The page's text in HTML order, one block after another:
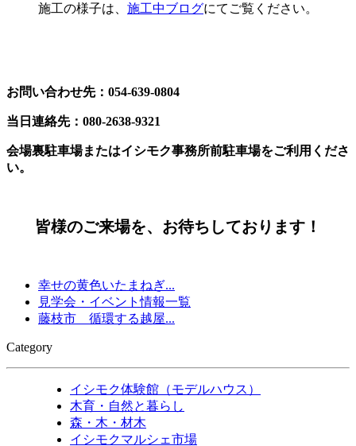
施工の様子は、 施工中ブログにてご覧ください。
お問い合わせ先：054-639-0804
当日連絡先：080-2638-9321
会場裏駐車場またはイシモク事務所前駐車場をご利用くださ
い。
皆様のご来場を、お待ちしております！
幸せの黄色いたまねぎ...
見学会・イベント情報一覧
藤枝市 循環する越屋...
Category
イシモク体験館（モデルハウス）
木育・自然と暮らし
森・木・材木
イシモクマルシェ市場